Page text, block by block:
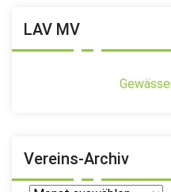
LAV MV
Vereins-Archiv